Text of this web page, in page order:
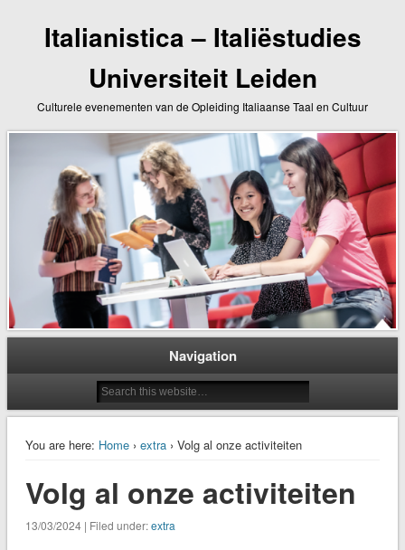
Italianistica – Italiëstudies
Universiteit Leiden
Culturele evenementen van de Opleiding Italiaanse Taal en Cultuur
Navigation
You are here: Home› extra› Volg al onze activiteiten
Volg al onze activiteiten
13/03/2024 | Filed under:extra